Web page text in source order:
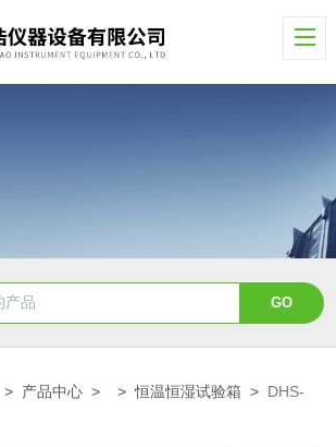
> 产品中心 > >恒温恒湿试验箱 > DHS-